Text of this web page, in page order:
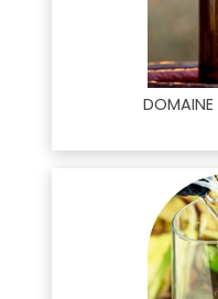
DOMAINE